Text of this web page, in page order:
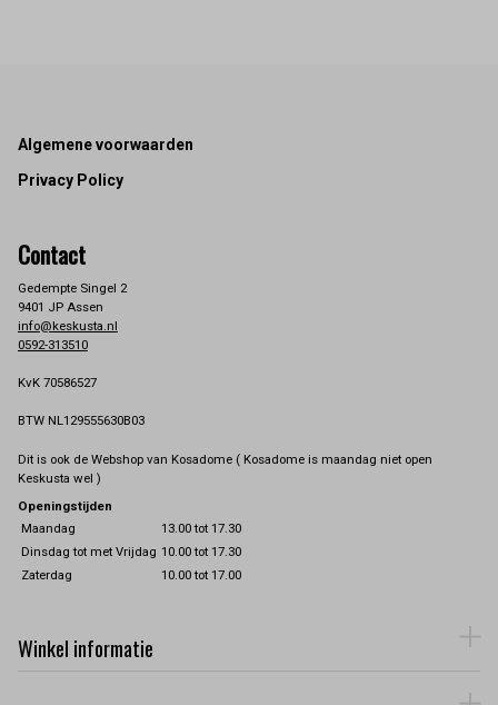
Footer
Algemene voorwaarden
Privacy Policy
Contact
Gedempte Singel 2
9401 JP Assen
info@keskusta.nl
0592-313510
KvK 70586527
BTW NL129555630B03
Dit is ook de Webshop van Kosadome ( Kosadome is maandag niet open
Keskusta wel )
Openingstijden
Maandag
13.00 tot 17.30
Dinsdag tot met Vrijdag 10.00 tot 17.30
Zaterdag
10.00 tot 17.00
Winkel informatie